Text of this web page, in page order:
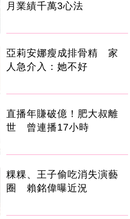
月業績千萬3心法
亞莉安娜瘦成排骨精 家
人急介入：她不好
直播年賺破億！肥大叔離
世 曾連播17小時
粿粿、王子偷吃消失演藝
圈 賴銘偉曝近況